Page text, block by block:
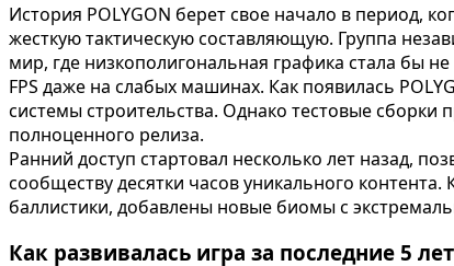
История POLYGON берет свое начало в период,
жесткую тактическую составляющую. Группа
мир, где низкополигональная графика стала бы
FPS даже на слабых машинах. Как появилась
системы строительства. Однако тестовые
полноценного релиза.
Ранний доступ стартовал несколько лет назад,
сообществу десятки часов уникального
баллистики, добавлены новые биомы с
Как развивалась игра за последние 5